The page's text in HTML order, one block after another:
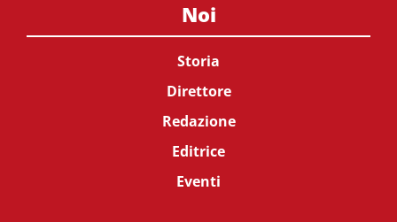
Noi
Storia
Direttore
Redazione
Editrice
Eventi